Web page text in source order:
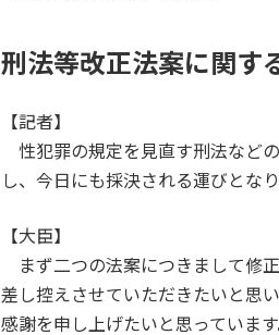
刑法等改正法案に関す
【記者】
性犯罪の規定を見直す刑法など
し、今日にも採決される運びとな
【大臣】
まず二つの法案につきまして修
差し控えさせていただきたいと思
感謝を申し上げたいと思っています